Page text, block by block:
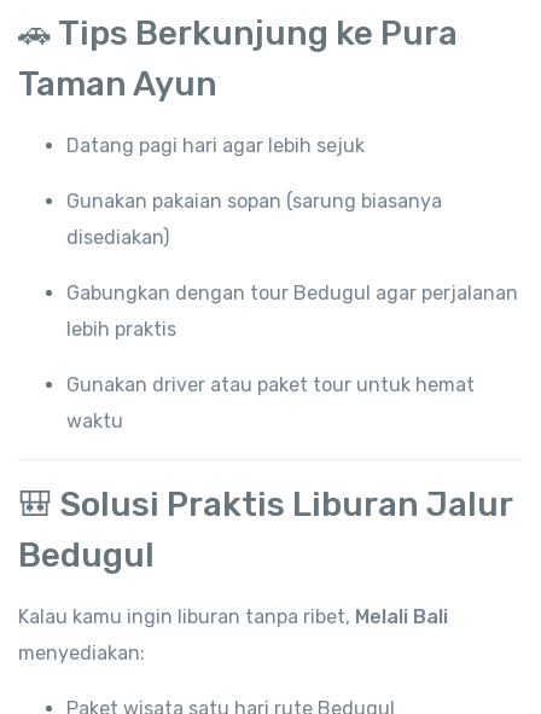
🚗 Tips Berkunjung ke Pura
Taman Ayun
Datang pagi hari agar lebih sejuk
Gunakan pakaian sopan (sarung biasanya
disediakan)
Gabungkan dengan tour Bedugul agar perjalanan
lebih praktis
Gunakan driver atau paket tour untuk hemat
waktu
🎒 Solusi Praktis Liburan Jalur
Bedugul
Kalau kamu ingin liburan tanpa ribet, Melali Bali
menyediakan:
Paket wisata satu hari rute Bedugul